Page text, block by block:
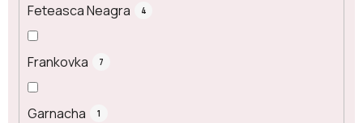
Feteasca Neagra 4
Frankovka 7
Garnacha 1